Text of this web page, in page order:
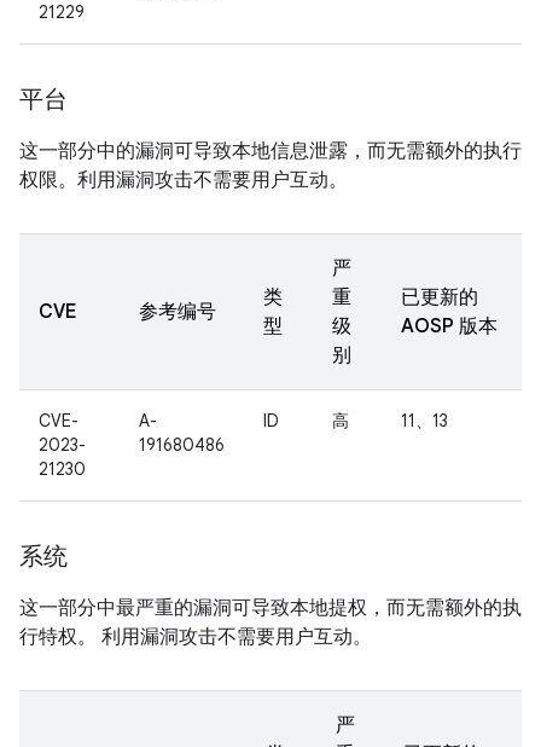
21229
平台
这一部分中的漏洞可导致本地信息泄露，而无需额外的执行
权限。利用漏洞攻击不需要用户互动。
CVE 参考编号
类
型
严
重
级
别
已更新的
AOSP 版本
CVE-
2023-
21230
A-
191680486
ID 高 11、13
系统
这一部分中最严重的漏洞可导致本地提权，而无需额外的执
行特权。 利用漏洞攻击不需要用户互动。
严